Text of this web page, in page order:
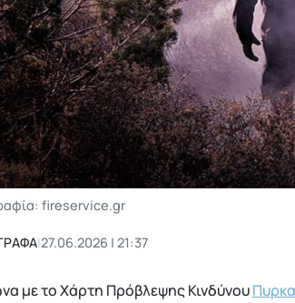
fireservice.gr
|27.06.2026 | 21:37
με το Χάρτη Πρόβλεψης Κινδύνου